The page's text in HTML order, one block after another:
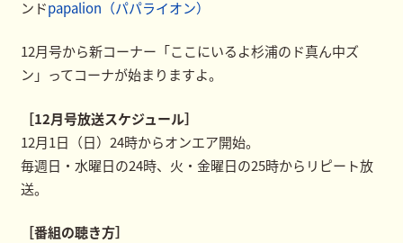
ンドpapalion（パパライオン）
12月号から新コーナー「ここにいるよ杉浦のド真ん中ズ
ン」ってコーナが始まりますよ。
［12月号放送スケジュール］
12月1日（日）24時からオンエア開始。
毎週日・水曜日の24時、火・金曜日の25時からリピート放
送。
［番組の聴き方］